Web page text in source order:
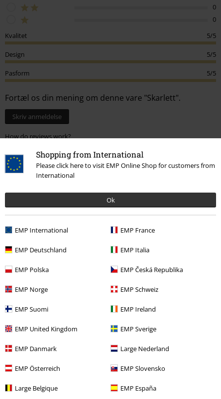
Shopping from International
Please click here to visit EMP Online Shop for customers from
International
Ok
EMP International EMP France
EMP Deutschland EMP Italia
EMP Polska EMP Česká Republika
EMP Norge EMP Schweiz
EMP Suomi EMP Ireland
EMP United Kingdom EMP Sverige
EMP Danmark Large Nederland
EMP Österreich EMP Slovensko
Large Belgique EMP España
0
0
Kvalitet
5/5
Design 5/5
Pasform 5/5
Fortæl os din mening om denne vare "Skarlett".
Skriv anmeldelse
How do reviews work?
Raven D.
2 Anmeldelser
Skrevet den: onsdag 12. feb, 2025
Din højde i meter: 1.76
man kan ikke rykke så meget på metal spænderne de er æstetiske
Kvalitet
Design
Verificeret anmeldelse